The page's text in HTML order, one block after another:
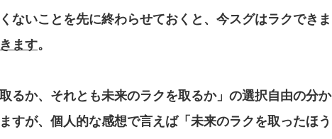
ないことを先に終わらせておくと、 今スグはラクできま
ます。
るか、それとも未来のラクを取るか」 の選択自由の分か
すが、個人的な感想で言えば「未来のラクを取ったほう